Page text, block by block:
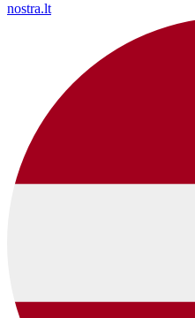
nostra.lt